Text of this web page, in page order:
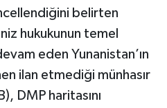
belirten
hukukunun temel
eden Yunanistan’ın
ilan etmediği münhasır
DMP haritasını